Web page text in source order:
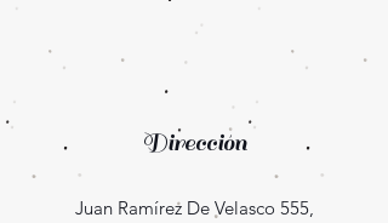
Dirección
Juan Ramírez De Velasco 555,